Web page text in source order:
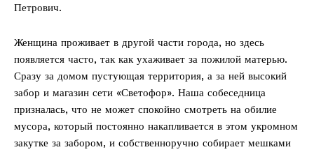
Петрович.
Женщина проживает в другой части города, но здесь
появляется часто, так как ухаживает за пожилой матерью.
Сразу за домом пустующая территория, а за ней высокий
забор и магазин сети «Светофор». Наша собеседница
призналась, что не может спокойно смотреть на обилие
мусора, который постоянно накапливается в этом укромном
закутке за забором, и собственноручно собирает мешками